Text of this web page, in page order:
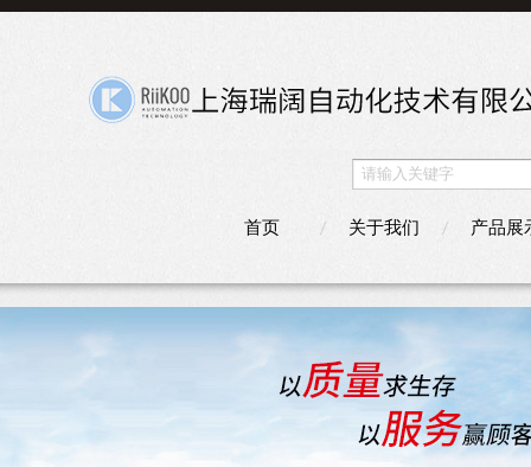
首页 关于我们 产品展